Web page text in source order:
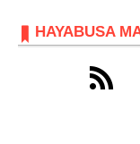
HAYABUSA